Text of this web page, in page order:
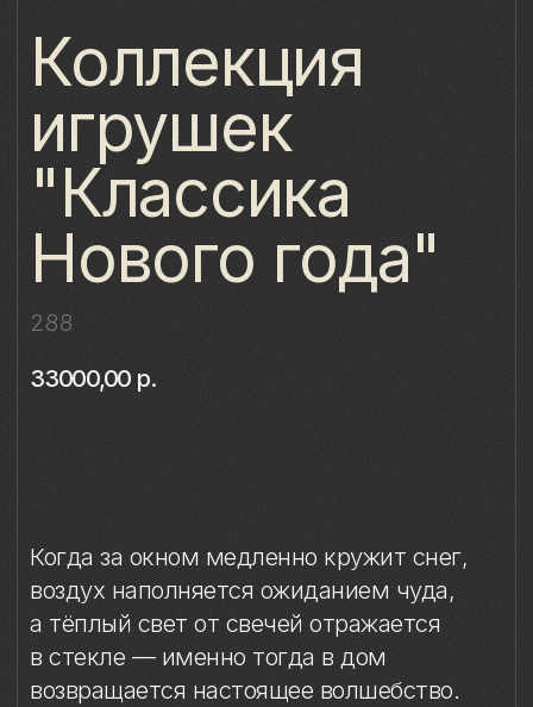
"Классика
Нового года"
288
33000,00 р.
Купить
Когда за окном медленно кружит снег,
а тёплый свет от свечей отражается
а от уюта, воспоминаний и веры в то, что
чудеса действительно случаются.
В набор вошли четыре легендарных
символа русской зимы — Снеговик, Дед
Мороз, Снегурочка и Ёлка.